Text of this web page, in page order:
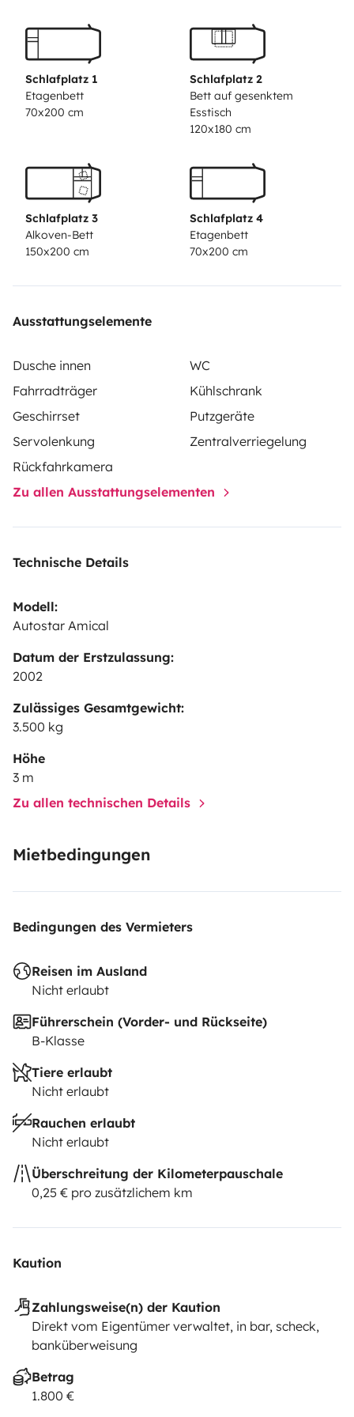
soute avec 4 porte vélo (4 VAE qui peuvent se charger
en roulant ) avec barbecue incorporé et divers
rangements (pratique pour tout ce qui est
extérieur).Tout le nécessaire pour l’approvisionnement
en eau /électricité /gaz est fourni avec le véhicule.
Schlafplatz 1
Etagenbett
70x200 cm
Schlafplatz 2
Bett auf gesenktem
Esstisch
120x180 cm
Schlafplatz 3
Alkoven-Bett
150x200 cm
Schlafplatz 4
Etagenbett
70x200 cm
Ausstattungselemente
Dusche innen
WC
Fahrradträger
Kühlschrank
Geschirrset
Putzgeräte
Servolenkung
Zentralverriegelung
Rückfahrkamera
Zu allen Ausstattungselementen
Technische Details
Modell:
Autostar Amical
Datum der Erstzulassung:
2002
Zulässiges Gesamtgewicht:
3.500 kg
Höhe
3 m
Zu allen technischen Details
Mietbedingungen
Bedingungen des Vermieters
Reisen im Ausland
Nicht erlaubt
Führerschein (Vorder- und Rückseite)
B-Klasse
Tiere erlaubt
Nicht erlaubt
Rauchen erlaubt
Nicht erlaubt
Überschreitung der Kilometerpauschale
0,25 € pro zusätzlichem km
Kaution
Zahlungsweise(n) der Kaution
Direkt vom Eigentümer verwaltet, in bar, scheck,
banküberweisung
Betrag
1.800 €